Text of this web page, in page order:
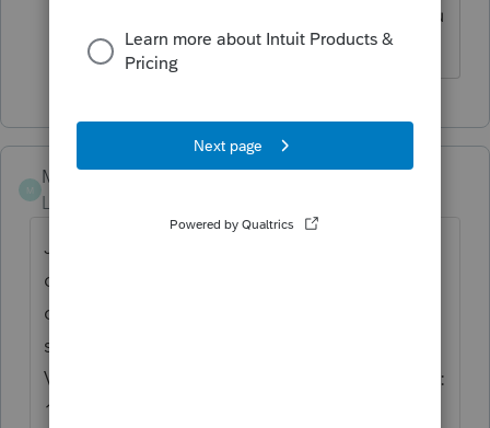
l'autorisation de représenter un nouveau
client.
M
Melmast37
Level 2
J'ai vérifier avec Revenu Québec au
département des services électroniques et
ce code d'erreur signifie que le numéro
séquentiel de transmission est déjà utilisé.
Voici la procédure pour corriger la situation :
1. Allez vérifier votre code de la dernière